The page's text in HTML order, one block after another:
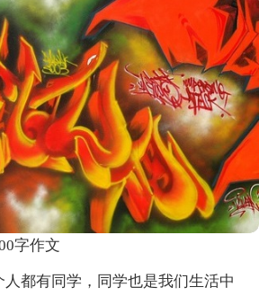
字作文
都有同学，同学也是我们生活中